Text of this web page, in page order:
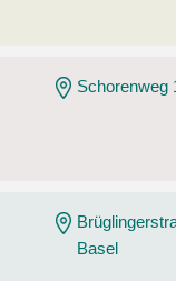
Schorenweg
Basel